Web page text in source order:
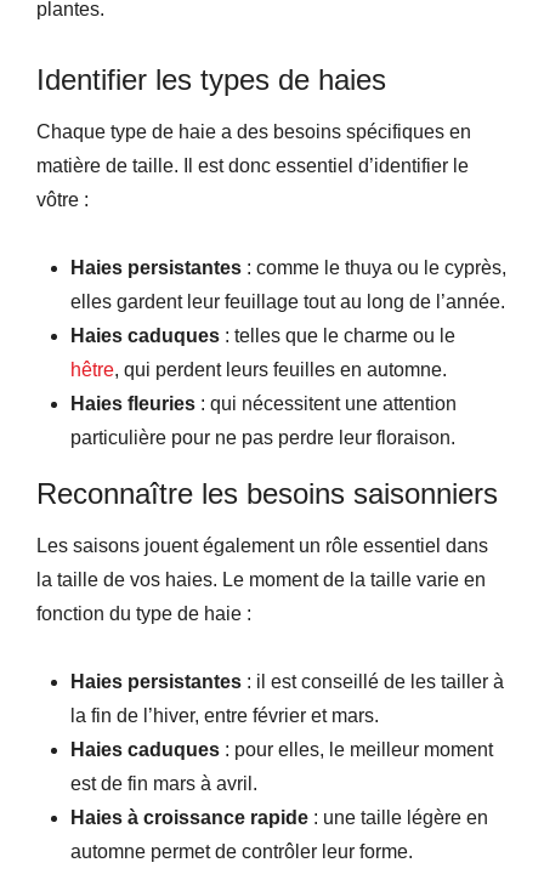
plantes.
Identifier les types de haies
Chaque type de haie a des besoins spécifiques en
matière de taille. Il est donc essentiel d’identifier le
vôtre :
Haies persistantes : comme le thuya ou le cyprès,
elles gardent leur feuillage tout au long de l’année.
Haies caduques : telles que le charme ou le
hêtre, qui perdent leurs feuilles en automne.
Haies fleuries : qui nécessitent une attention
particulière pour ne pas perdre leur floraison.
Reconnaître les besoins saisonniers
Les saisons jouent également un rôle essentiel dans
la taille de vos haies. Le moment de la taille varie en
fonction du type de haie :
Haies persistantes : il est conseillé de les tailler à
la fin de l’hiver, entre février et mars.
Haies caduques : pour elles, le meilleur moment
est de fin mars à avril.
Haies à croissance rapide : une taille légère en
automne permet de contrôler leur forme.